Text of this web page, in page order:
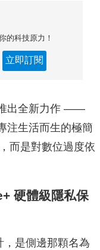
的科技原力！
立即訂閱
出全新力作 ——
注生活而生的極簡
而是對數位過度依
硬體級隱私保
，是側邊那顆名為